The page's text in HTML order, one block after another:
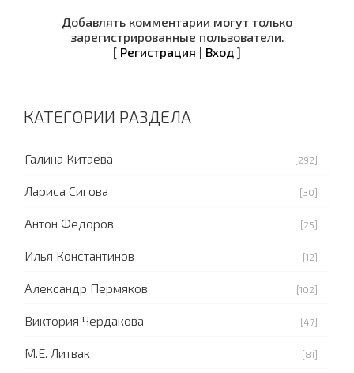
Добавлять комментарии могут только
зарегистрированные пользователи.
[ Регистрация | Вход ]
КАТЕГОРИИ РАЗДЕЛА
Галина Китаева [292]
Лариса Сигова [30]
Антон Федоров [25]
Илья Константинов [12]
Александр Пермяков [102]
Виктория Чердакова [47]
М.Е. Литвак [81]